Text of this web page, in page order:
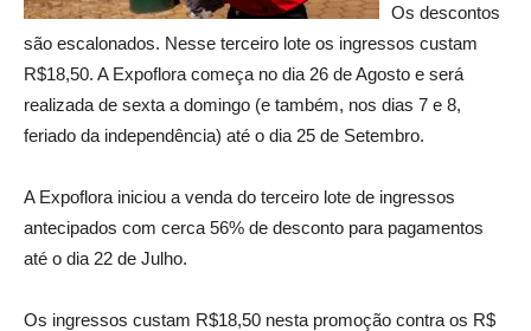
Os descontos
são escalonados. Nesse terceiro lote os ingressos custam
R$18,50. A Expoflora começa no dia 26 de Agosto e será
realizada de sexta a domingo (e também, nos dias 7 e 8,
feriado da independência) até o dia 25 de Setembro.
A Expoflora iniciou a venda do terceiro lote de ingressos
antecipados com cerca 56% de desconto para pagamentos
até o dia 22 de Julho.
Os ingressos custam R$18,50 nesta promoção contra os R$